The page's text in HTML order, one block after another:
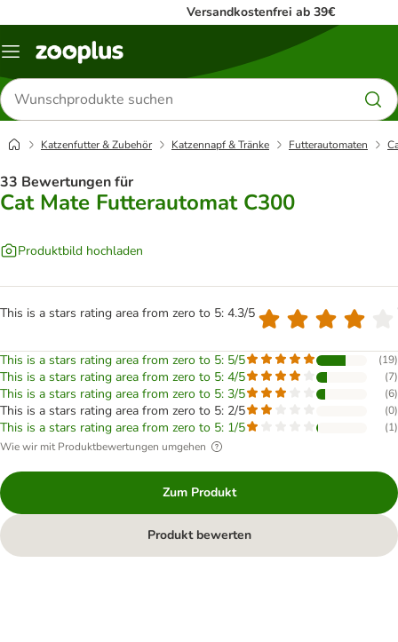
Versandkostenfrei ab 39€
Menü
Produkte
suchen
Katzenfutter & Zubehör Katzennapf & Tränke Futterautomaten
33 Bewertungen für
Cat Mate Futterautomat C300
Produktbild hochladen
This is a stars rating area from zero to 5: 4.3/5
This is a stars rating area from zero to 5: 5/5 (19)
This is a stars rating area from zero to 5: 4/5 (7)
This is a stars rating area from zero to 5: 3/5 (6)
This is a stars rating area from zero to 5: 2/5 (0)
This is a stars rating area from zero to 5: 1/5 (1)
Wie wir mit Produktbewertungen umgehen
Zum Produkt
Produkt bewerten